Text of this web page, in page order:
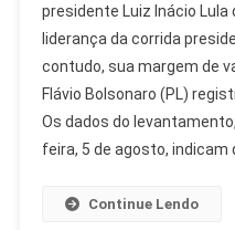
Lula
Mantém
39%,
Flávio
Avança
presidente Luiz Inácio Lula
liderança da corrida
contudo, sua margem de
Flávio Bolsonaro (PL)
Os dados do
feira, 5 de agosto, indicam
Continue Lendo